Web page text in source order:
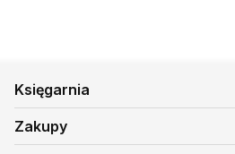
Księgarnia
Zakupy